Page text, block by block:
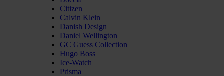
Citizen
Calvin Klein
Danish Design
Daniel Wellington
GC Guess Collection
Hugo Boss
Ice-Watch
Prisma